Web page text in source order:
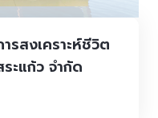
รสงเคราะห์ชีวิต
ะแก้ว จำกัด